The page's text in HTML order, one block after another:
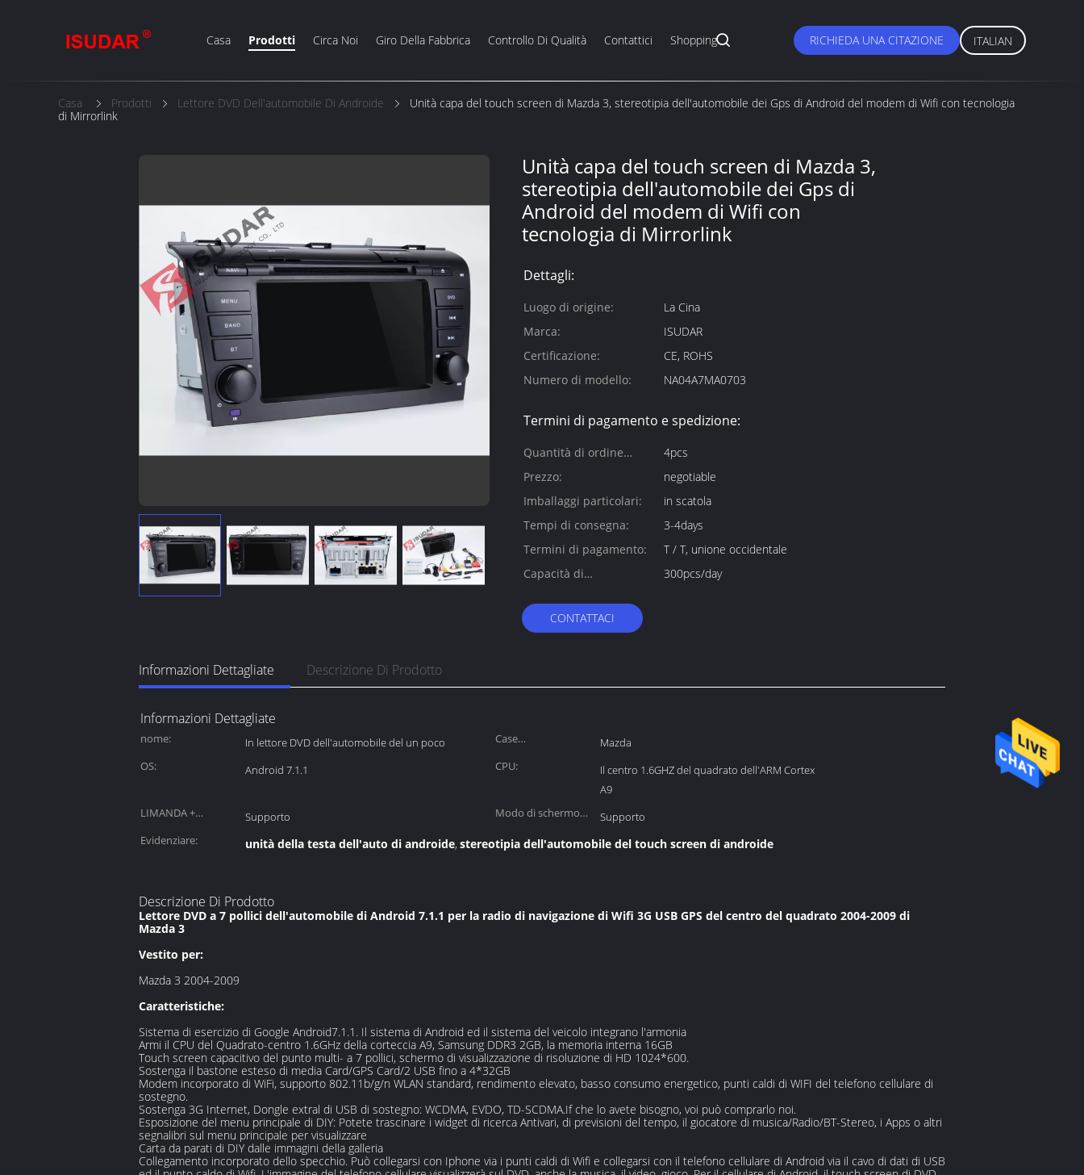
Casa Prodotti Circa Noi Giro Della Fabbrica Controllo Di Qualità Contattici Shopping RICHIEDA UNA CITAZIONE ITALIAN
Casa Prodotti Lettore DVD Dell'automobile Di Androide
Unità capa del touch screen di Mazda 3, stereotipia dell'automobile dei Gps di Android del modem di Wifi con tecnologia
di Mirrorlink
Unità capa del touch screen di Mazda 3,
stereotipia dell'automobile dei Gps di
Android del modem di Wifi con
tecnologia di Mirrorlink
Dettagli:
Luogo di origine:
La Cina
Marca:
ISUDAR
Certificazione:
CE, ROHS
Numero di modello:
NA04A7MA0703
Termini di pagamento e spedizione:
Quantità di ordine
minimo:
4pcs
Prezzo:
negotiable
Imballaggi particolari:
in scatola
Tempi di consegna:
3-4days
Termini di pagamento:
T / T, unione occidentale
Capacità di
300pcs/day
CONTATTACI
Informazioni Dettagliate Descrizione Di Prodotto
Informazioni Dettagliate
nome: In lettore DVD dell'automobile del un poco
Case
Mazda
OS:
Android 7.1.1 CPU:
Il centro 1.6GHZ del quadrato dell'ARM Cortex
A9
LIMANDA +
Supporto
Modo di schermo
Supporto
Evidenziare:
unità della testa dell'auto di androide, stereotipia dell'automobile del touch screen di androide
Descrizione Di Prodotto
Lettore DVD a 7 pollici dell'automobile di Android 7.1.1 per la radio di navigazione di Wifi 3G USB GPS del centro del quadrato 2004-2009 di
Mazda 3
Vestito per:
Mazda 3 2004-2009
Caratteristiche:
Sistema di esercizio di Google Android7.1.1. Il sistema di Android ed il sistema del veicolo integrano l'armonia
Armi il CPU del Quadrato-centro 1.6GHz della corteccia A9, Samsung DDR3 2GB, la memoria interna 16GB
Touch screen capacitivo del punto multi- a 7 pollici, schermo di visualizzazione di risoluzione di HD 1024*600.
Sostenga il bastone esteso di media Card/GPS Card/2 USB fino a 4*32GB
Modem incorporato di WiFi, supporto 802.11b/g/n WLAN standard, rendimento elevato, basso consumo energetico, punti caldi di WIFI del telefono cellulare di
sostegno.
Sostenga 3G Internet, Dongle extral di USB di sostegno: WCDMA, EVDO, TD-SCDMA.If che lo avete bisogno, voi può comprarlo noi.
Esposizione del menu principale di DIY: Potete trascinare i widget di ricerca Antivari, di previsioni del tempo, il giocatore di musica/Radio/BT-Stereo, i Apps o altri
segnalibri sul menu principale per visualizzare
Carta da parati di DIY dalle immagini della galleria
Collegamento incorporato dello specchio. Può collegarsi con Iphone via i punti caldi di Wifi e collegarsi con il telefono cellulare di Android via il cavo di dati di USB